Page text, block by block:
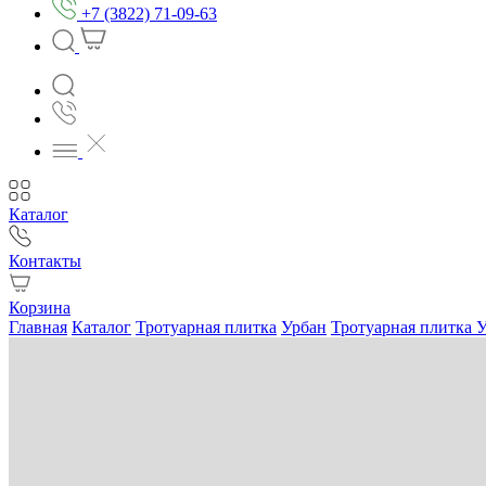
+7 (3822) 71-09-63
Каталог
Контакты
Корзина
Главная Каталог Тротуарная плитка Урбан Тротуарная плитка